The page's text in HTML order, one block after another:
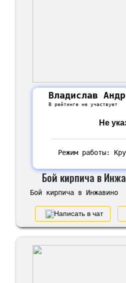
Владислав
В рейтинге не участвует
Не
Режим работы:
Бой кирпича в
Бой кирпича в Инжавино
Написать в чат